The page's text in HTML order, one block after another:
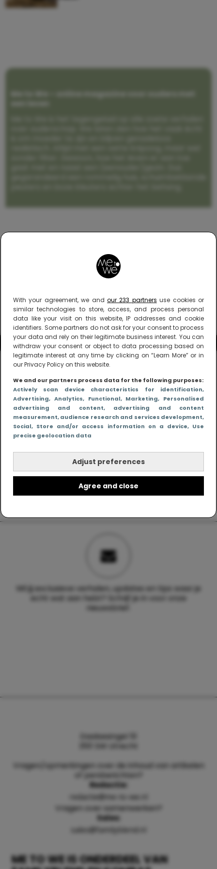
With your agreement, we and our 233 partners use cookies or
similar technologies to store, access, and process personal
data like your visit on this website, IP addresses and cookie
identifiers. Some partners do not ask for your consent to process
your data and rely on their legitimate business interest. You can
withdraw your consent or object to data processing based on
legitimate interest at any time by clicking on “Learn More” or in
our Privacy Policy on this website.
We and our partners process data for the following purposes:
Actively scan device characteristics for identification,
Advertising, Analytics, Functional, Marketing, Personalised
advertising and content, advertising and content
measurement, audience research and services development,
Social, Store and/or access information on a device, Use
precise geolocation data
Adjust preferences
Agree and close
Me to We – online magazine voor ouders met
Wil jij exclusieve verhalen, updates en tips waar je
echt wat aan hebt? Schrijf je in voor onze
nieuwsbrief.
ME TO WE IS ONDERDEEL VAN
Daalsesingel 51
3511 SW Utrecht
Vragen/opmerkingen over de inhoud van artikelen
of persberichten?
Redactie:
redactie@me-to-we.nl
Vragen over samenwerken?
Sales:
sales@familyblend.nl